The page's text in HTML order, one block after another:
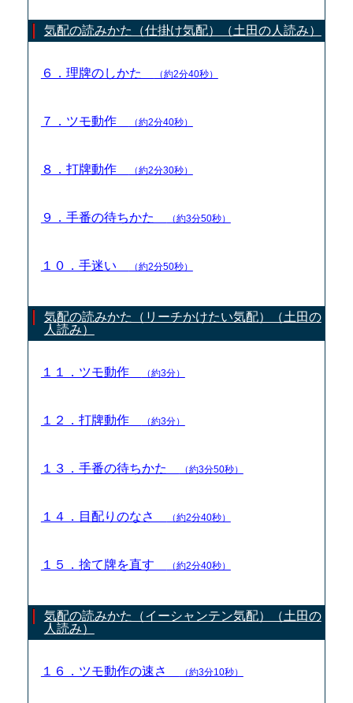
気配の読みかた（仕掛け気配）（土田の人読み）
６．理牌のしかた （約2分40秒）
７．ツモ動作 （約2分40秒）
８．打牌動作 （約2分30秒）
９．手番の待ちかた （約3分50秒）
１０．手迷い （約2分50秒）
気配の読みかた（リーチかけたい気配）（土田の
人読み）
１１．ツモ動作 （約3分）
１２．打牌動作 （約3分）
１３．手番の待ちかた （約3分50秒）
１４．目配りのなさ （約2分40秒）
１５．捨て牌を直す （約2分40秒）
気配の読みかた（イーシャンテン気配）（土田の
人読み）
１６．ツモ動作の速さ （約3分10秒）